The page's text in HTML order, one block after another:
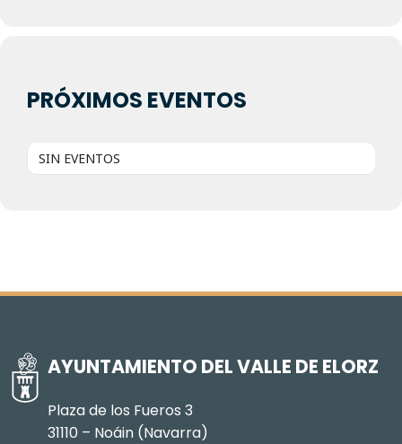
PRÓXIMOS EVENTOS
SIN EVENTOS
AYUNTAMIENTO DEL VALLE DE ELORZ
Plaza de los Fueros 3
31110 – Noáin (Navarra)